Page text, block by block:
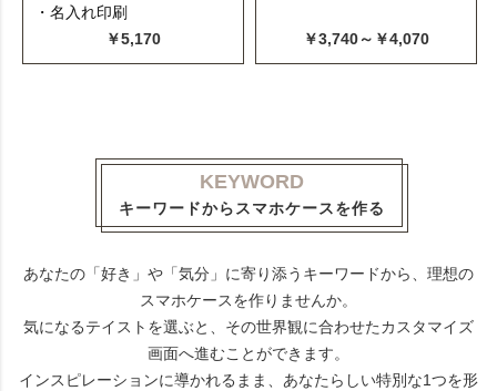
・名入れ印刷
￥5,170
￥3,740～￥4,070
KEYWORD
キーワードからスマホケースを作る
あなたの「好き」や「気分」に寄り添うキーワードから、理想の
スマホケースを作りませんか。
気になるテイストを選ぶと、その世界観に合わせたカスタマイズ
画面へ進むことができます。
インスピレーションに導かれるまま、あなたらしい特別な1つを形